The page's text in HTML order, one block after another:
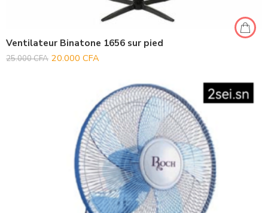
Ventilateur Binatone 1656 sur pied
25.000CFA 20.000 CFA